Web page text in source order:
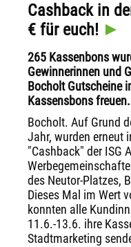
Cashback in
€ für euch!
265 Kassenbons
Gewinnerinnen und
Bocholt Gutscheine
Kassensbons freuen.
Bocholt. Auf Grund
Jahr, wurden erneut
"Cashback" der ISG
des Neutor-Platzes,
Dieses Mal im Wert
konnten alle
11.6.-13.6. ihre
Stadtmarketing